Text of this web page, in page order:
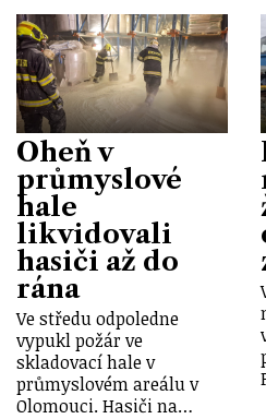
Oheň v
průmyslové
hale
likvidovali
hasiči až do
rána
Ve středu odpoledne
vypukl požár ve
skladovací hale v
průmyslovém areálu v
Olomouci. Hasiči na…